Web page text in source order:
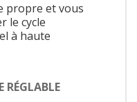
propre et vous
le cycle
à haute
RÉGLABLE